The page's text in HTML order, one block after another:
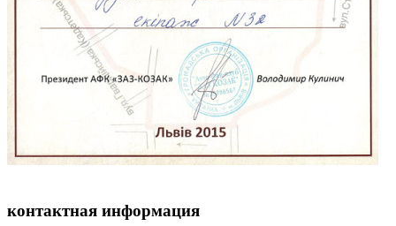
контактная информация